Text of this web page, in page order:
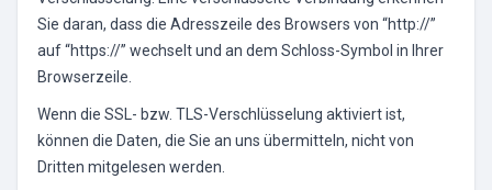
Sie daran, dass die Adresszeile des Browsers von “http://”
auf “https://” wechselt und an dem Schloss-Symbol in Ihrer
Browserzeile.
Wenn die SSL- bzw. TLS-Verschlüsselung aktiviert ist,
können die Daten, die Sie an uns übermitteln, nicht von
Dritten mitgelesen werden.